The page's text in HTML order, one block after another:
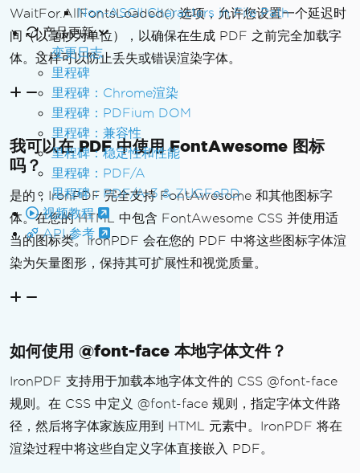
Non-ASCII Characters in File Path
产品更新
变更日志
里程碑
里程碑：Chrome渲染
里程碑：PDFium DOM
里程碑：兼容性
里程碑：稳定性和性能
里程碑：PDF/A
里程碑：PDF/A-3 & ZUGFeRD
视频教程
API 参考
WaitFor.AllFontsLoaded() 选项，允许您设置一个延迟时
间（以毫秒为单位），以确保在生成 PDF 之前完全加载字
体。这样可以防止丢失或错误渲染字体。
我可以在 PDF 中使用 FontAwesome 图标
吗？
是的，IronPDF 完全支持 FontAwesome 和其他图标字
体。在您的 HTML 中包含 FontAwesome CSS 并使用适
当的图标类。IronPDF 会在您的 PDF 中将这些图标字体渲
染为矢量图形，保持其可扩展性和视觉质量。
如何使用 @font-face 本地字体文件？
IronPDF 支持用于加载本地字体文件的 CSS @font-face
规则。在 CSS 中定义 @font-face 规则，指定字体文件路
径，然后将字体家族应用到 HTML 元素中。IronPDF 将在
渲染过程中将这些自定义字体直接嵌入 PDF。